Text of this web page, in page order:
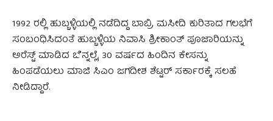
1992 ರಲ್ಲಿ ಹುಬ್ಬಳ್ಳಿಯಲ್ಲಿ ನಡೆದಿದ್ದ ಬಾಬ್ರಿ ಮಸೀದಿ ಕುರಿತಾದ ಗಲಭೆಗೆ
ಸಂಬಂಧಿಸಿದಂತೆ ಹುಬ್ಬಳ್ಳಿಯ ನಿವಾಸಿ ಶ್ರೀಕಾಂತ್ ಪೂಜಾರಿಯನ್ನು
ಅರೆಸ್ಟ್ ಮಾಡಿದ ಬೆನ್ನಲ್ಲೆ, 30 ವರ್ಷದ ಹಿಂದಿನ ಕೇಸನ್ನು
ಹಿಂಪಡೆಯಲು ಮಾಜಿ ಸಿಎಂ ಜಗದೀಶ ಶೆಟ್ಟರ್ ಸರ್ಕಾರಕ್ಕೆ ಸಲಹೆ
ನೀಡಿದ್ದಾರೆ.